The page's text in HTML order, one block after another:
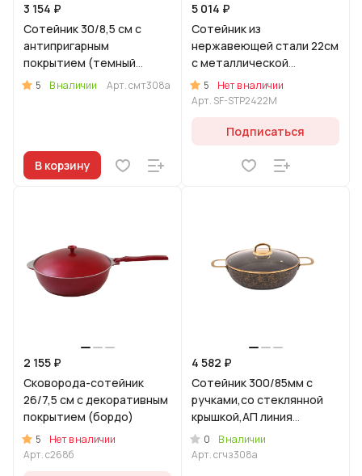
3 154 ₽
Сотейник 30/8,5 см с
антипригарным
покрытием (темный
мрамор) со съемными
ручками, со стеклянной
5 В наличии Арт.смт308а
В корзину
5 014 ₽
Сотейник из
нержавеющей стали 22см
с металлической
крышкой, линия "Сафия"
5
Нет в наличии
Арт. SF-STP2422M
Подписаться
2 155 ₽
Сковорода-сотейник
26/7,5 см с декоративным
покрытием (бордо)
5
Нет в наличии
Арт.с268б
4 582 ₽
Сотейник 300/85мм с
ручками,со стеклянной
крышкой,АП линия
"Грация"(черный/золото)
0
В наличии
Арт.сгчз308а